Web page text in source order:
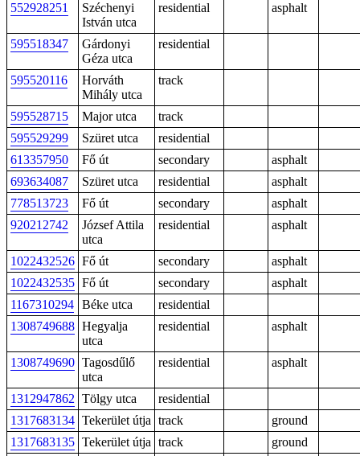
552928251
Széchenyi
István utca
residential asphalt
595518347
Gárdonyi
Géza utca
residential
595520116
Horváth
Mihály utca
track
595528715 Major utca
track
595529299
Szüret utca
residential
613357950
Fő út secondary
asphalt
693634087
Szüret utca residential
asphalt
778513723
Fő út secondary
asphalt
920212742
József Attila
utca
residential asphalt
1022432526 Fő út secondary
asphalt
1022432535 Fő út secondary
asphalt
1167310294 Béke utca
residential
1308749688 Hegyalja
utca
residential asphalt
1308749690 Tagosdűlő
utca
residential asphalt
1312947862 Tölgy utca
residential
1317683134 Tekerület útja track
ground
1317683135 Tekerület útja track
ground